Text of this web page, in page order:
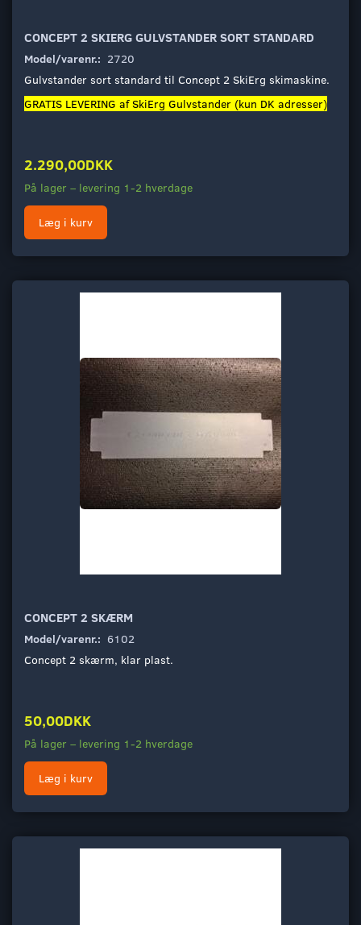
CONCEPT 2 SKIERG GULVSTANDER SORT STANDARD
Model/varenr.: 2720
Gulvstander sort standard til Concept 2 SkiErg skimaskine.
GRATIS LEVERING af SkiErg Gulvstander (kun DK adresser)
2.290,00DKK
På lager – levering 1-2 hverdage
Læg i kurv
CONCEPT 2 SKÆRM
Model/varenr.: 6102
Concept 2 skærm, klar plast.
50,00DKK
På lager – levering 1-2 hverdage
Læg i kurv